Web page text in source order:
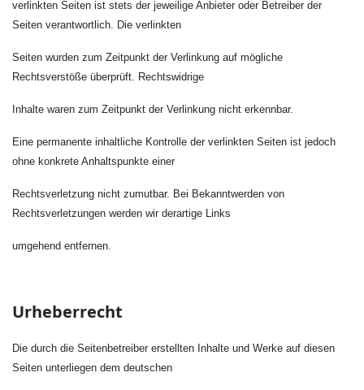
verlinkten Seiten ist stets der jeweilige Anbieter oder Betreiber der
Seiten verantwortlich. Die verlinkten
Seiten wurden zum Zeitpunkt der Verlinkung auf mögliche
Rechtsverstöße überprüft. Rechtswidrige
Inhalte waren zum Zeitpunkt der Verlinkung nicht erkennbar.
Eine permanente inhaltliche Kontrolle der verlinkten Seiten ist jedoch
ohne konkrete Anhaltspunkte einer
Rechtsverletzung nicht zumutbar. Bei Bekanntwerden von
Rechtsverletzungen werden wir derartige Links
umgehend entfernen.
Urheberrecht
Die durch die Seitenbetreiber erstellten Inhalte und Werke auf diesen
Seiten unterliegen dem deutschen